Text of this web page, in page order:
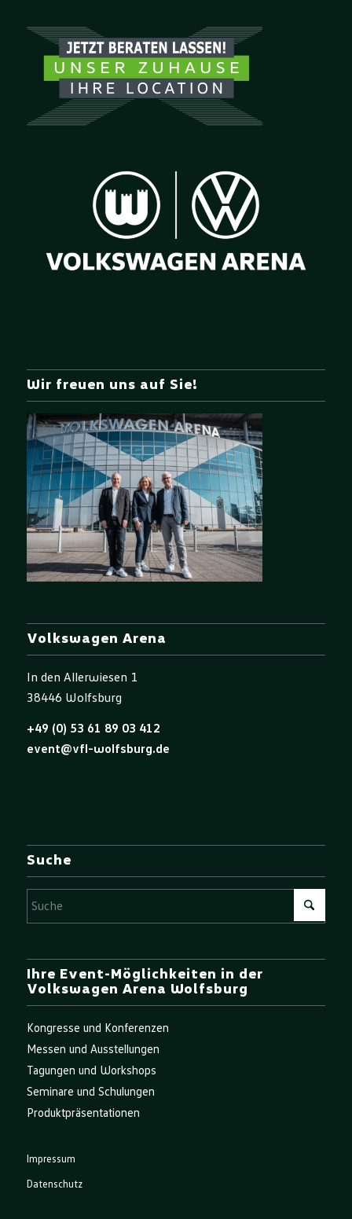
Wir freuen uns auf Sie!
Volkswagen Arena
In den Allerwiesen 1
38446 Wolfsburg
+49 (0) 53 61 89 03 412
event@vfl-wolfsburg.de
Suche
Ihre Event-Möglichkeiten in der
Volkswagen Arena Wolfsburg
Kongresse und Konferenzen
Messen und Ausstellungen
Tagungen und Workshops
Seminare und Schulungen
Produktpräsentationen
Impressum
Datenschutz